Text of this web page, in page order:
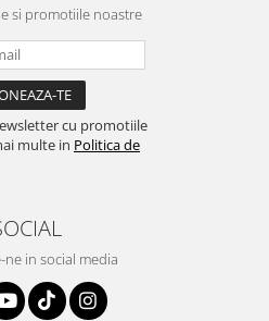
si promotiile noastre
cu promotiile
multe in Politica de
ne in social media